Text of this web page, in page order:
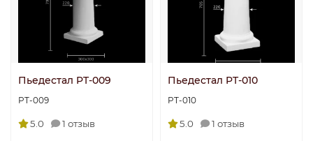
Пьедестал PT-009
PT-009
5.0 1 отзыв
Пьедестал PT-010
PT-010
5.0 1 отзыв